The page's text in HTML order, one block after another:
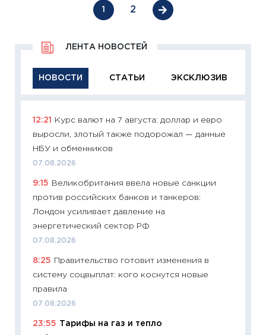
1 2
НОВОСТИ СТАТЬИ ЭКСКЛЮЗИВ
ЛЕНТА НОВОСТЕЙ
12:21
Курс валют на 7 августа: доллар и евро
выросли, злотый также подорожал — данные
НБУ и обменников
07.08.2026
9:15
Великобритания ввела новые санкции
против российских банков и танкеров:
Лондон усиливает давление на
энергетический сектор РФ
07.08.2026
8:25
Правительство готовит изменения в
систему соцвыплат: кого коснутся новые
правила
07.08.2026
23:55 Тарифы на газ и тепло